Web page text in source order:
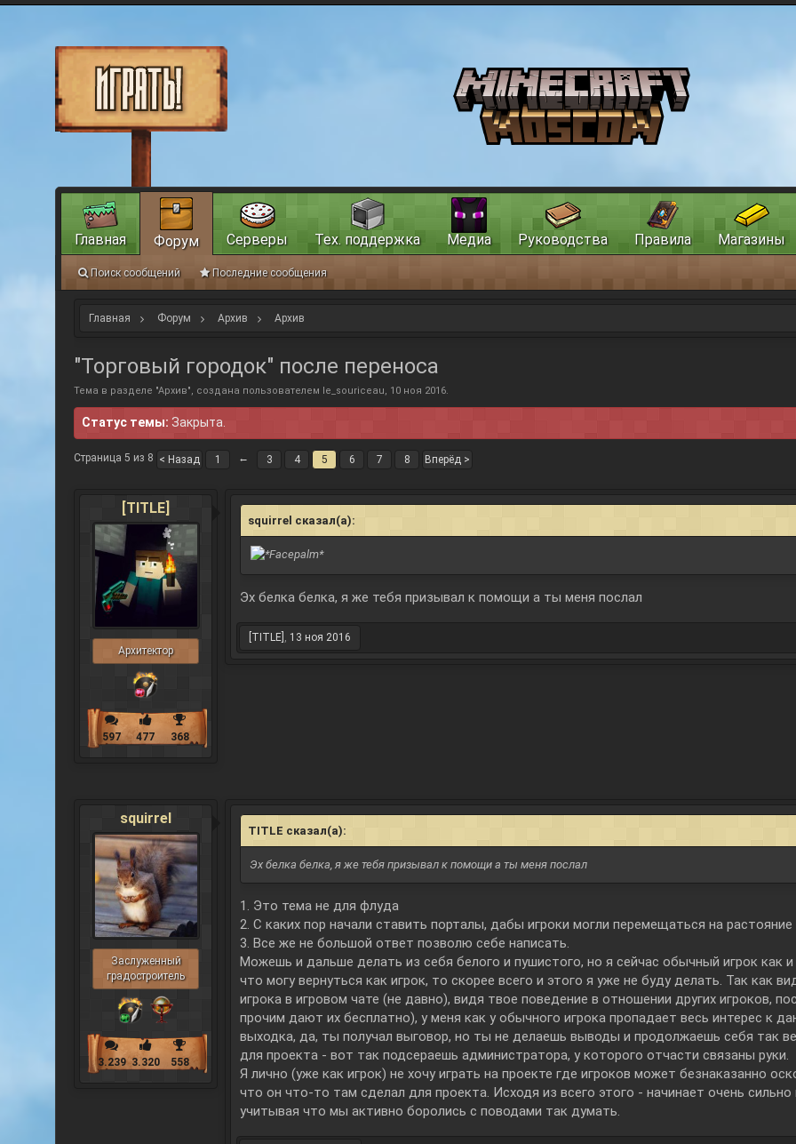
Главная Форум Архив Архив
"Торговый городок" после переноса
Тема в разделе "Архив", создана пользователем le_souriceau, 10 ноя 2016.
Статус темы: Закрыта.
Страница 5 из 8 < Назад 1 ← 3 4 5 6 7 8 Вперёд >
[TITLE]
Архитектор
597 477 368
squirrel сказал(а):
Эх белка белка, я же тебя призывал к помощи а ты меня послал
[TITLE] , 13 ноя 2016
squirrel
Заслуженный
градостроитель
3.239 3.320 558
TITLE сказал(а):
Эх белка белка, я же тебя призывал к помощи а ты меня послал
1. Это тема не для флуда
2. С каких пор начали ставить порталы, дабы игроки могли перемещаться на
3. Все же не большой ответ позволю себе написать.
Можешь и дальше делать из себя белого и пушистого, но я сейчас обычный игрок как
что могу вернуться как игрок, то скорее всего и этого я уже не буду делать. Так как
игрока в игровом чате (не давно), видя твое поведение в отношении других игроков,
прочим дают их бесплатно), у меня как у обычного игрока пропадает весь интерес к
выходка, да, ты получал выговор, но ты не делаешь выводы и продолжаешь себя так
для проекта - вот так подсераешь администратора, у которого отчасти связаны руки.
Я лично (уже как игрок) не хочу играть на проекте где игроков может безнаказанно
что он что-то там сделал для проекта. Исходя из всего этого - начинает очень
учитывая что мы активно боролись с поводами так думать.
Главная Форум
Поиск сообщений Последние сообщения
Серверы Тех. поддержка Медиа Руководства Правила Магазины